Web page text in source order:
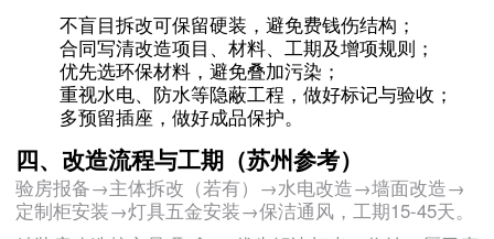
不盲目拆改可保留硬装，避免费钱伤结构；
合同写清改造项目、材料、工期及增项规则；
优先选环保材料，避免叠加污染；
重视水电、防水等隐蔽工程，做好标记与验收；
多预留插座，做好成品保护。
四、改造流程与工期（苏州参考）
验房报备→主体拆改（若有）→水电改造→墙面改造→
定制柜安装→灯具五金安装→保洁通风，工期15-45天。